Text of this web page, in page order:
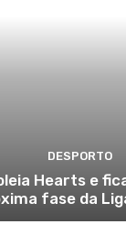
DESPORTO
Hearts e
fase da